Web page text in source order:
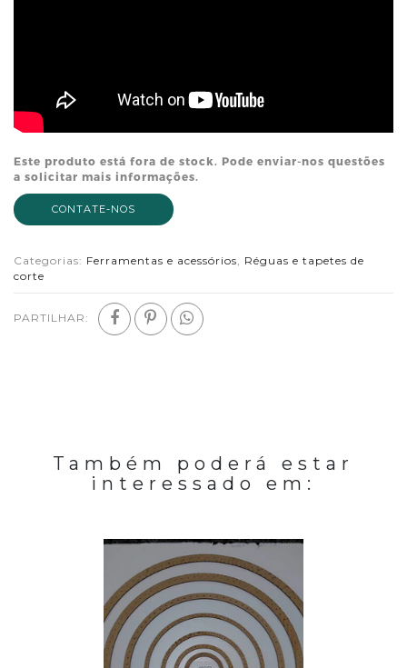
Este produto está fora de stock. Pode enviar-nos questões
a solicitar mais informações.
CONTATE-NOS
Categorias: Ferramentas e acessórios
Réguas e tapetes de
corte
PARTILHAR:
Também poderá estar
interessado em: